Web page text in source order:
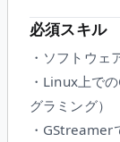
必須スキル
・ソフトウェ
・Linux上で
グラミング）
・GStreamer